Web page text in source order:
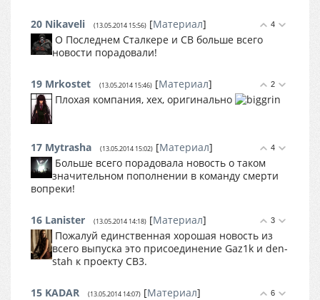
4
20 Nikaveli (13.05.2014 15:56) [Материал]
О Последнем Сталкере и СВ больше всего
новости порадовали!
2
19 Mrkostet (13.05.2014 15:46) [Материал]
Плохая компания, хех, оригинально
4
17 Mytrasha (13.05.2014 15:02) [Материал]
Больше всего порадовала новость о таком
значительном пополнении в команду смерти
вопреки!
3
16 Lanister (13.05.2014 14:18) [Материал]
Пожалуй единственная хорошая новость из
всего выпуска это присоединение Gaz1k и den-
stah к проекту СВ3.
6
15 KADAR (13.05.2014 14:07) [Материал]